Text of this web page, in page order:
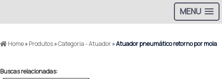
MENU
Home»Produtos»Categoria - Atuador»Atuador pneumático retorno por mola
Buscas relacionadas: